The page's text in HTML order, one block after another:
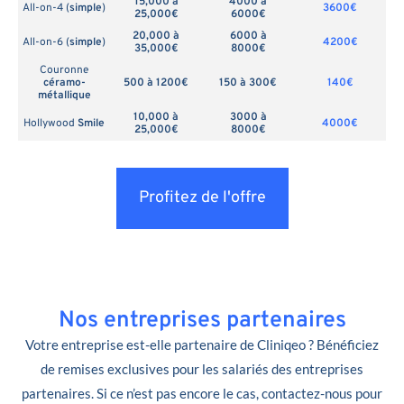
All-on-4 (simple)
25,000€
6000€
3600€
All-on-6 (simple)
20,000 à
35,000€
6000 à
8000€
4200€
Couronne
céramo-
métallique
500 à 1200€ 150 à 300€ 140€
Hollywood Smile
10,000 à
25,000€
3000 à
8000€
4000€
Profitez de l'offre
Nos entreprises partenaires
Votre entreprise est-elle partenaire de Cliniqeo ? Bénéficiez
de remises exclusives pour les salariés des entreprises
partenaires. Si ce n’est pas encore le cas, contactez-nous pour